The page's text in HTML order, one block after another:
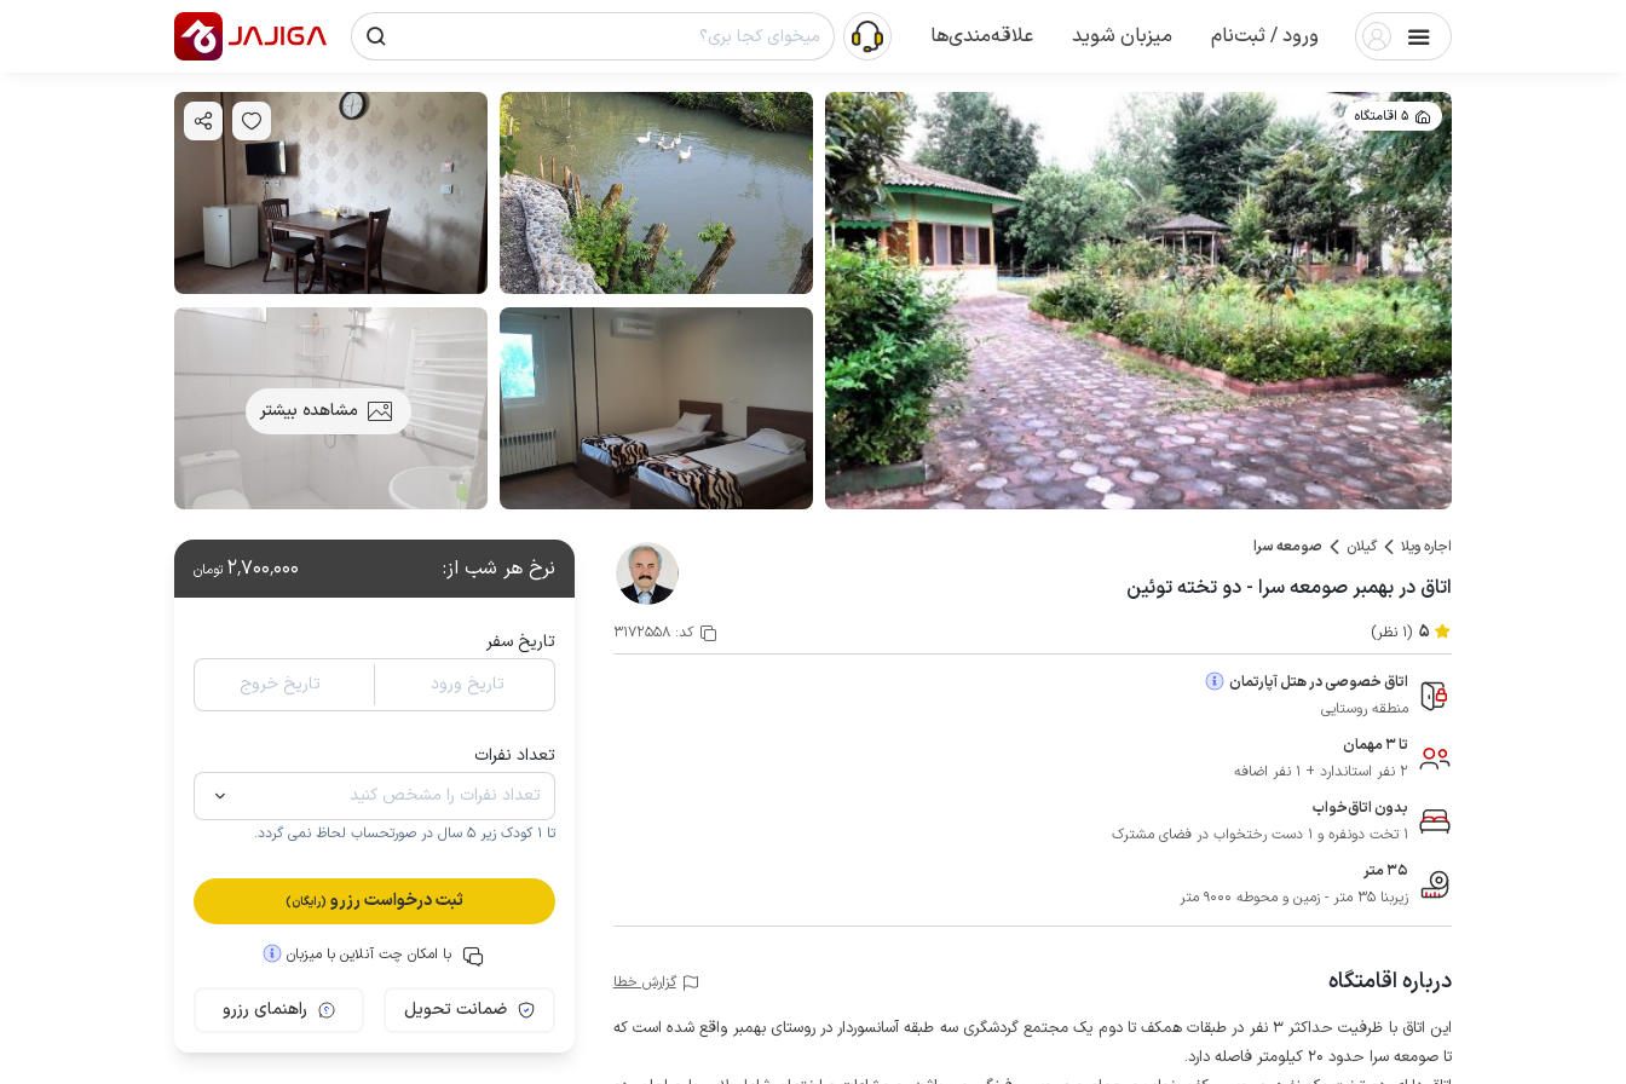
ورود / ثبت‌نام میزبان شوید علاقه‌مندی‌ها
5 اقامتگاه
مشاهده بیشتر
اجاره ویلا گیلان صومعه سرا
اتاق در بهمبر صومعه سرا - دو تخته توئین
5 (1 نظر) کد:3172558
اتاق خصوصی در هتل آپارتمان
منطقه روستایی
تا 3 مهمان
2 نفر استاندارد + 1 نفر اضافه
بدون اتاق‌خواب
1 تخت دونفره و 1 دست رختخواب در فضای مشترک
35 متر
زیربنا 35 متر - زمین و محوطه 9000 متر
درباره اقامتگاه گزارش خطا
این اتاق با ظرفیت حداکثر 3 نفر در طبقات همکف تا دوم یک مجتمع گردشگری سه طبقه آسانسوردار در روستای بهمبر واقع شده است که
تا صومعه سرا حدود 20 کیلومتر فاصله دارد.
نرخ هر شب از: 2٬700٬000 تومان
تاریخ سفر
تاریخ ورود
تاریخ خروج
تعداد نفرات
تا 1 کودک زیر 5 سال در صورتحساب لحاظ نمی گردد.
ثبت درخواست رزرو (رایگان)
با امکان چت آنلاین با میزبان
ضمانت تحویل راهنمای رزرو